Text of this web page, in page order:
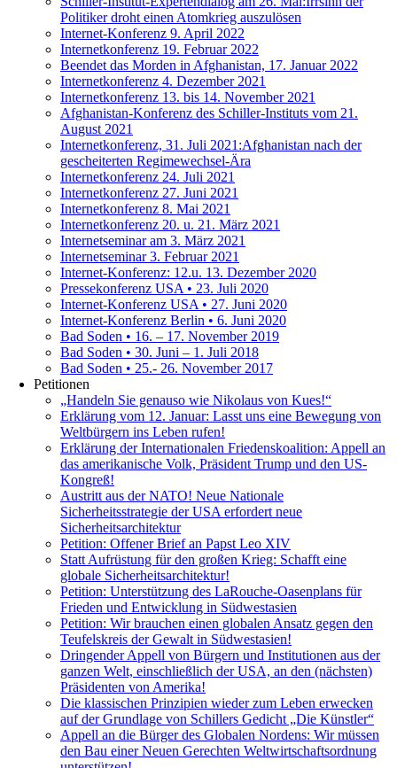
Politiker droht einen Atomkrieg auszulösen
Internet-Konferenz 9. April 2022
Internetkonferenz 19. Februar 2022
Beendet das Morden in Afghanistan, 17. Januar 2022
Internetkonferenz 4. Dezember 2021
Internetkonferenz 13. bis 14. November 2021
Afghanistan-Konferenz des Schiller-Instituts vom 21.
August 2021
Internetkonferenz, 31. Juli 2021:Afghanistan nach der
gescheiterten Regimewechsel-Ära
Internetkonferenz 24. Juli 2021
Internetkonferenz 27. Juni 2021
Internetkonferenz 8. Mai 2021
Internetkonferenz 20. u. 21. März 2021
Internetseminar am 3. März 2021
Internetseminar 3. Februar 2021
Internet-Konferenz: 12.u. 13. Dezember 2020
Pressekonferenz USA • 23. Juli 2020
Internet-Konferenz USA • 27. Juni 2020
Internet-Konferenz Berlin • 6. Juni 2020
Bad Soden • 16. – 17. November 2019
Bad Soden • 30. Juni – 1. Juli 2018
Bad Soden • 25.- 26. November 2017
Petitionen
„Handeln Sie genauso wie Nikolaus von Kues!“
Erklärung vom 12. Januar: Lasst uns eine Bewegung von
Weltbürgern ins Leben rufen!
Erklärung der Internationalen Friedenskoalition: Appell an
das amerikanische Volk, Präsident Trump und den US-
Kongreß!
Austritt aus der NATO! Neue Nationale
Sicherheitsstrategie der USA erfordert neue
Sicherheitsarchitektur
Petition: Offener Brief an Papst Leo XIV
Statt Aufrüstung für den großen Krieg: Schafft eine
globale Sicherheitsarchitektur!
Petition: Unterstützung des LaRouche-Oasenplans für
Frieden und Entwicklung in Südwestasien
Petition: Wir brauchen einen globalen Ansatz gegen den
Teufelskreis der Gewalt in Südwestasien!
Dringender Appell von Bürgern und Institutionen aus der
ganzen Welt, einschließlich der USA, an den (nächsten)
Präsidenten von Amerika!
Die klassischen Prinzipien wieder zum Leben erwecken
auf der Grundlage von Schillers Gedicht „Die Künstler“
Appell an die Bürger des Globalen Nordens: Wir müssen
den Bau einer Neuen Gerechten Weltwirtschaftsordnung